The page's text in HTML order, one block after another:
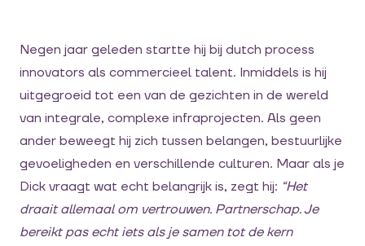
Negen jaar geleden startte hij bij dutch process
innovators als commercieel talent. Inmiddels is hij
uitgegroeid tot een van de gezichten in de wereld
van integrale, complexe infraprojecten. Als geen
ander beweegt hij zich tussen belangen, bestuurlijke
gevoeligheden en verschillende culturen. Maar als je
Dick vraagt wat echt belangrijk is, zegt hij: “Het
draait allemaal om vertrouwen. Partnerschap. Je
bereikt pas echt iets als je samen tot de kern